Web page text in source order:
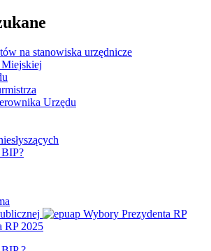
na stanowiska urzędnicze
Urzędu
Wybory Prezydenta RP